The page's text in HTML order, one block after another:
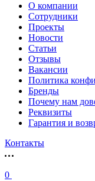
О компании
Сотрудники
Проекты
Новости
Статьи
Отзывы
Вакансии
Политика
Бренды
Почему нам
Реквизиты
Гарантия и
Контакты
0